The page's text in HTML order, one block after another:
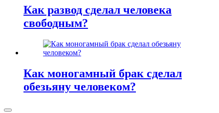
Как развод сделал человека
свободным?
Как моногамный брак сделал
обезьяну человеком?